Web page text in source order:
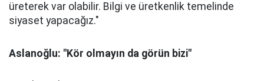
üreterek var olabilir. Bilgi ve üretkenlik temelinde
siyaset yapacağız."
Aslanoğlu: "Kör olmayın da görün bizi"